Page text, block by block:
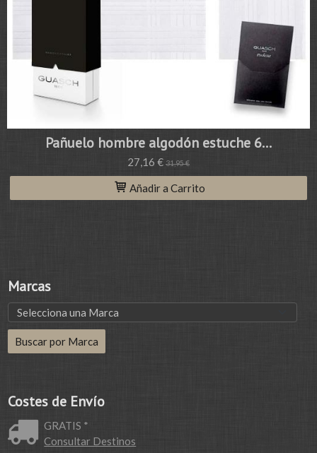
Marcas
Costes de Envío
GRATIS *
Consultar Destinos
Pañuelo hombre algodón estuche 6...
27,16 € 31,95 €
Añadir a Carrito